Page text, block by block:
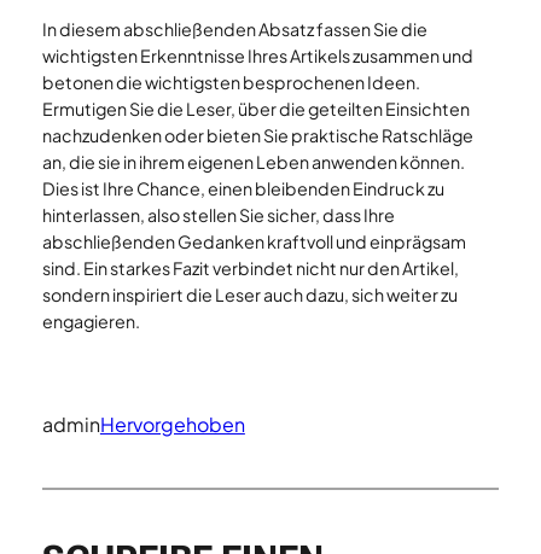
In diesem abschließenden Absatz fassen Sie die
wichtigsten Erkenntnisse Ihres Artikels zusammen und
betonen die wichtigsten besprochenen Ideen.
Ermutigen Sie die Leser, über die geteilten Einsichten
nachzudenken oder bieten Sie praktische Ratschläge
an, die sie in ihrem eigenen Leben anwenden können.
Dies ist Ihre Chance, einen bleibenden Eindruck zu
hinterlassen, also stellen Sie sicher, dass Ihre
abschließenden Gedanken kraftvoll und einprägsam
sind. Ein starkes Fazit verbindet nicht nur den Artikel,
sondern inspiriert die Leser auch dazu, sich weiter zu
engagieren.
adminHervorgehoben